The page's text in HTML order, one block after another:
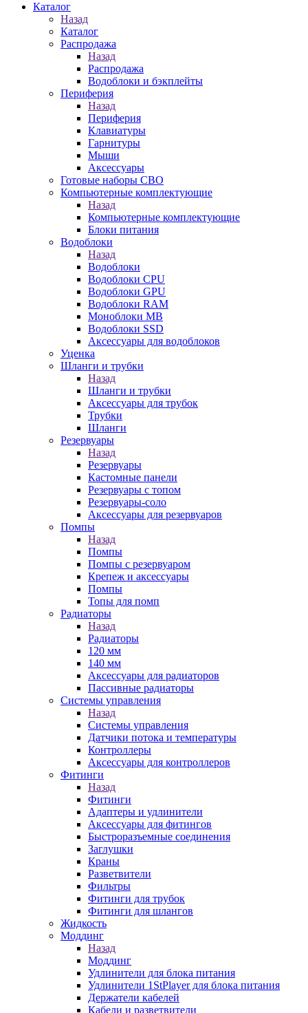
Каталог
Назад
Каталог
Распродажа
Назад
Распродажа
Водоблоки и бэкплейты
Периферия
Назад
Периферия
Клавиатуры
Гарнитуры
Мыши
Аксессуары
Готовые наборы СВО
Компьютерные комплектующие
Назад
Компьютерные комплектующие
Блоки питания
Водоблоки
Назад
Водоблоки
Водоблоки CPU
Водоблоки GPU
Водоблоки RAM
Моноблоки MB
Водоблоки SSD
Аксессуары для водоблоков
Уценка
Шланги и трубки
Назад
Шланги и трубки
Аксессуары для трубок
Трубки
Шланги
Резервуары
Назад
Резервуары
Кастомные панели
Резервуары с топом
Резервуары-соло
Аксессуары для резервуаров
Помпы
Назад
Помпы
Помпы с резервуаром
Крепеж и аксессуары
Помпы
Топы для помп
Радиаторы
Назад
Радиаторы
120 мм
140 мм
Аксессуары для радиаторов
Пассивные радиаторы
Системы управления
Назад
Системы управления
Датчики потока и температуры
Контроллеры
Аксессуары для контроллеров
Фитинги
Назад
Фитинги
Адаптеры и удлинители
Аксессуары для фитингов
Быстроразъемные соединения
Заглушки
Краны
Разветвители
Фильтры
Фитинги для трубок
Фитинги для шлангов
Жидкость
Моддинг
Назад
Моддинг
Удлинители для блока питания
Удлинители 1StPlayer для блока питания
Держатели кабелей
Кабели и разветвители